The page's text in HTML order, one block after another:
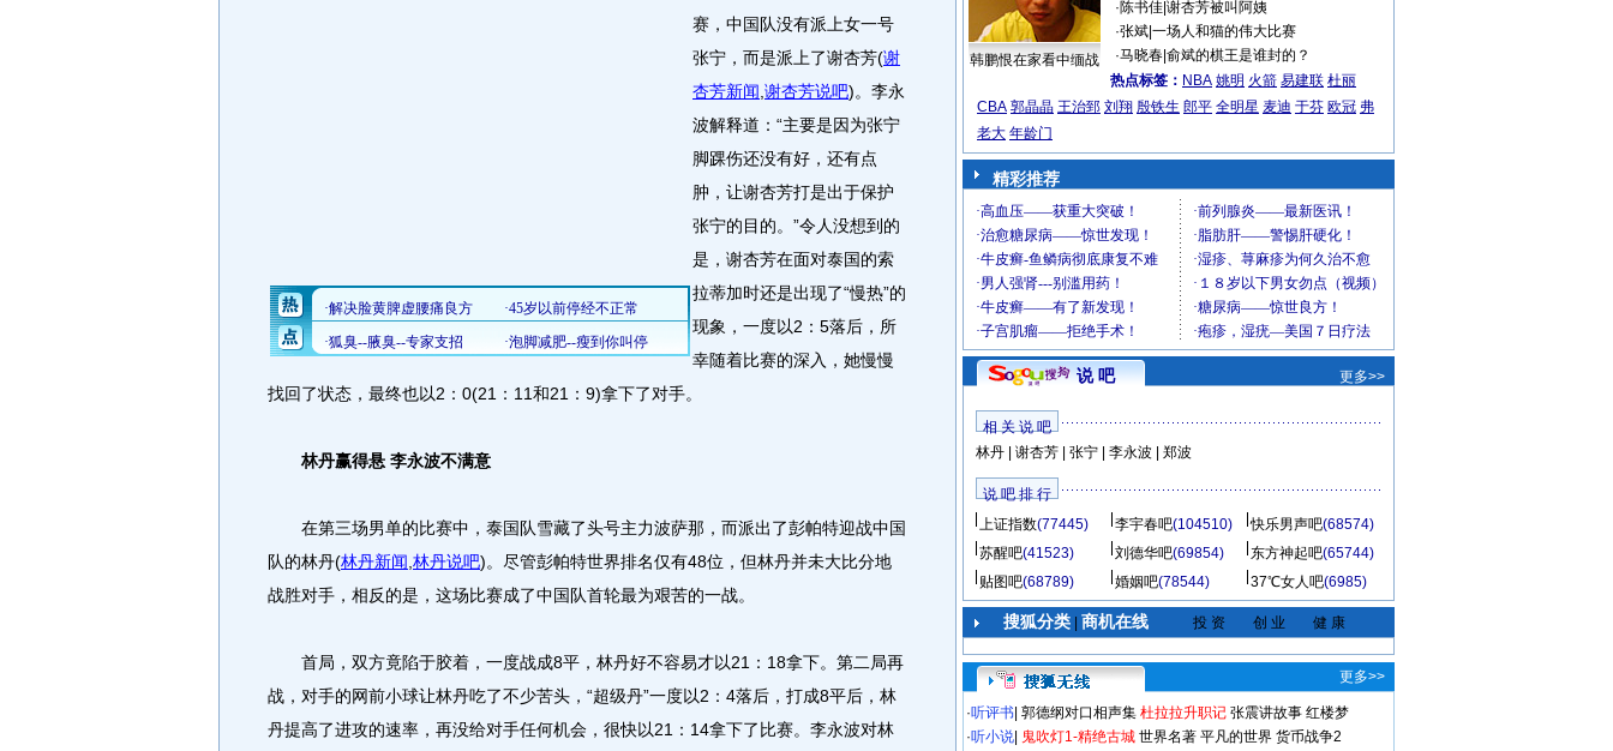
赛，中国队没有派上女一号
张宁，而是派上了谢杏芳(谢
杏芳新闻 谢杏芳说吧)。李永
波解释道：“主要是因为张宁
脚踝伤还没有好，还有点
肿，让谢杏芳打是出于保护
张宁的目的。”令人没想到的
是，谢杏芳在面对泰国的索
拉蒂加时还是出现了“慢热”的
现象，一度以2：5落后，所
幸随着比赛的深入，她慢慢
找回了状态，最终也以2：0(21：11和21：9)拿下了对手。
林丹赢得悬 李永波不满意
在第三场男单的比赛中，泰国队雪藏了头号主力波萨那，而派出了彭帕特迎战中国
队的林丹(林丹新闻 林丹说吧)。尽管彭帕特世界排名仅有48位，但林丹并未大比分地
战胜对手，相反的是，这场比赛成了中国队首轮最为艰苦的一战。
首局，双方竟陷于胶着，一度战成8平，林丹好不容易才以21：18拿下。第二局再
战，对手的网前小球让林丹吃了不少苦头，“超级丹”一度以2：4落后，打成8平后，林
丹提高了进攻的速率，再没给对手任何机会，很快以21：14拿下了比赛。李永波对林
韩鹏恨在家看中缅战
·陈书佳| 谢杏芳被叫阿姨
·张斌| 一场人和猫的伟大比赛
·马晓春| 俞斌的棋王是谁封的？
热点标签： NBA 姚明 火箭 易建联 杜丽
CBA 郭晶晶 王治郅 刘翔 殷铁生 郎平 全明星 麦迪 于芬 欧冠 弗
老大 年龄门
精彩推荐
说 吧 更多>>
相 关 说 吧
林丹| 谢杏芳| 张宁| 李永波 郑波
说 吧 排 行
上证指数(77445) 李宇春吧(104510) 快乐男声吧(68574)
苏醒吧(41523) 刘德华吧(69854) 东方神起吧(65744)
贴图吧(68789) 婚姻吧(78544) 37℃女人吧(6985)
搜狐分类| 商机在线 投 资 创 业 健 康
更多>>
·听评书 郭德纲对口相声集 杜拉拉升职记 张震讲故事 红楼梦
·听小说 鬼吹灯1-精绝古城 世界名著 平凡的世界 货币战争2